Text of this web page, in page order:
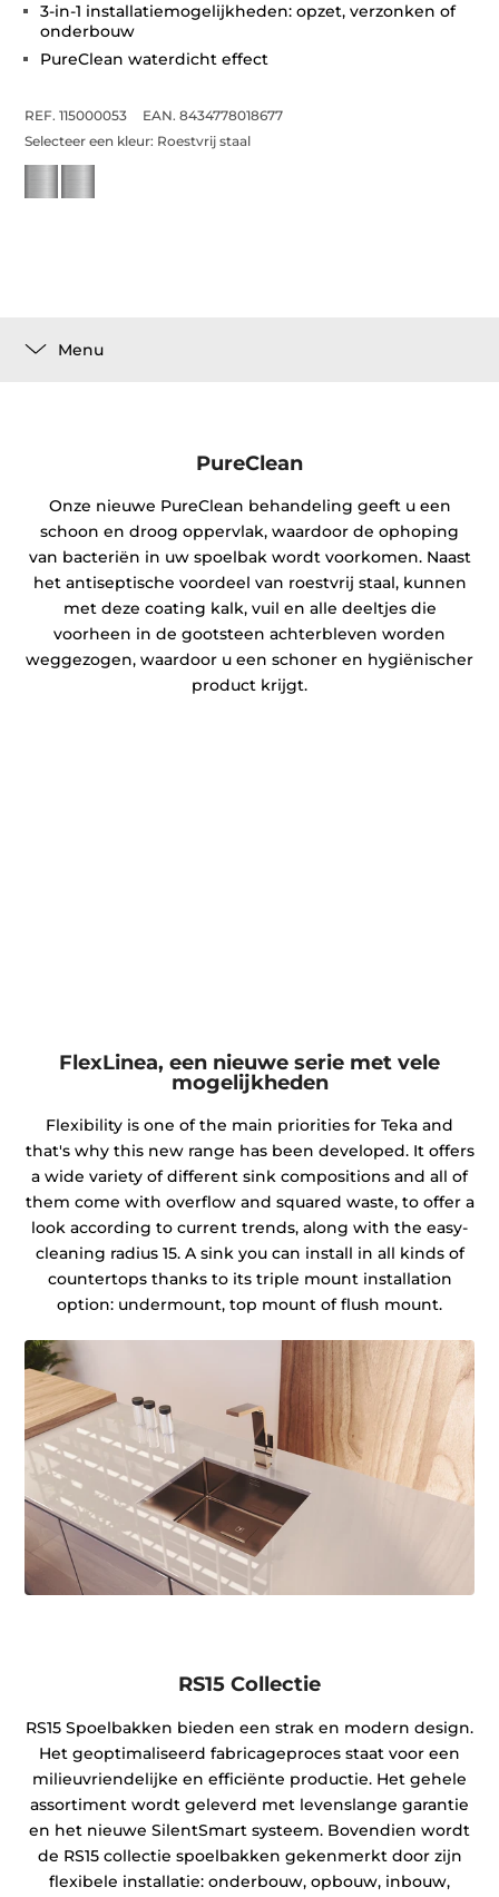
3-in-1 installatiemogelijkheden: opzet, verzonken of
onderbouw
PureClean waterdicht effect
REF. 115000053
EAN. 8434778018677
Selecteer een kleur: Roestvrij staal
Menu
PureClean
Onze nieuwe PureClean behandeling geeft u een
schoon en droog oppervlak, waardoor de ophoping
van bacteriën in uw spoelbak wordt voorkomen. Naast
het antiseptische voordeel van roestvrij staal, kunnen
met deze coating kalk, vuil en alle deeltjes die
voorheen in de gootsteen achterbleven worden
weggezogen, waardoor u een schoner en hygiënischer
product krijgt.
FlexLinea, een nieuwe serie met vele
mogelijkheden
Flexibility is one of the main priorities for Teka and
that's why this new range has been developed. It offers
a wide variety of different sink compositions and all of
them come with overflow and squared waste, to offer a
look according to current trends, along with the easy-
cleaning radius 15. A sink you can install in all kinds of
countertops thanks to its triple mount installation
option: undermount, top mount of flush mount.
RS15 Collectie
RS15 Spoelbakken bieden een strak en modern design.
Het geoptimaliseerd fabricageproces staat voor een
milieuvriendelijke en efficiënte productie. Het gehele
assortiment wordt geleverd met levenslange garantie
en het nieuwe SilentSmart systeem. Bovendien wordt
de RS15 collectie spoelbakken gekenmerkt door zijn
flexibele installatie: onderbouw, opbouw, inbouw,